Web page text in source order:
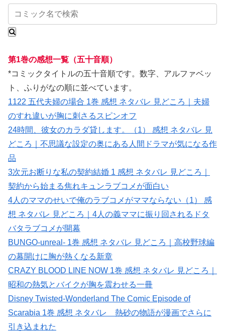
第1巻の感想一覧（五十音順）
*コミックタイトルの五十音順です。数字、アルファベッ
ト、ふりがなの順に並べています。
1122 五代夫婦の場合 1巻 感想 ネタバレ 見どころ｜夫婦
のすれ違いが胸に刺さるスピンオフ
24時間、彼女のカラダ貸します。（1） 感想 ネタバレ 見
どころ｜不思議な設定の奥にある人間ドラマが気になる作
品
3次元お断りな私の契約結婚 1 感想 ネタバレ 見どころ｜
契約から始まる焦れキュンラブコメが面白い
4人のママのせいで俺のラブコメがママならない（1） 感
想 ネタバレ 見どころ｜4人の義ママに振り回されるドタ
バタラブコメが開幕
BUNGO-unreal- 1巻 感想 ネタバレ 見どころ｜高校野球編
の幕開けに胸が熱くなる新章
CRAZY BLOOD LINE NOW 1巻 感想 ネタバレ 見どころ｜
昭和の熱気とバイクが胸を震わせる一冊
Disney Twisted-Wonderland The Comic Episode of
Scarabia 1巻 感想 ネタバレ 熱砂の物語が漫画でさらに
引き込まれた